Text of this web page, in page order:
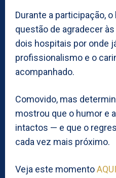
Durante a participação,
questão de agradecer
dois hospitais por onde
profissionalismo e o
acompanhado.
Comovido, mas
mostrou que o humor e
intactos — e que o
cada vez mais próximo.
Veja este momentoAQUI